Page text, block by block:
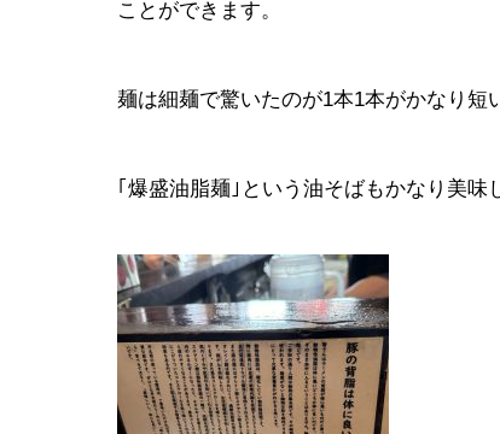
ことができます。
麺は細麺で驚いたのが1本1本がかなり短
｢爆盛油脂麺｣という油そばもかなり美味